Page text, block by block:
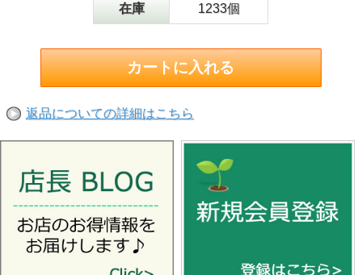
在庫 1233個
返品についての詳細はこちら